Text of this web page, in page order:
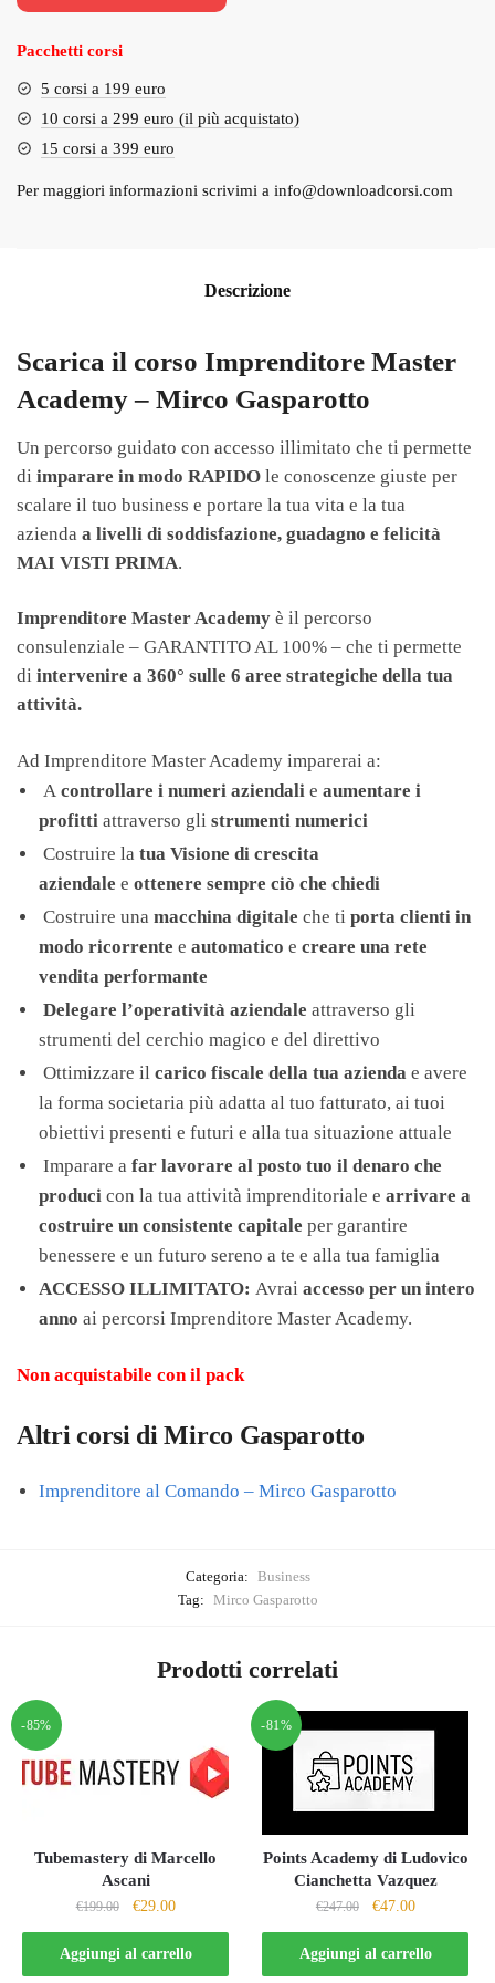
Pacchetti corsi
5 corsi a 199 euro
10 corsi a 299 euro (il più acquistato)
15 corsi a 399 euro
Per maggiori informazioni scrivimi a info@downloadcorsi.com
Descrizione
Scarica il corso Imprenditore Master
Academy – Mirco Gasparotto
Un percorso guidato con accesso illimitato che ti permette
di imparare in modo RAPIDO le conoscenze giuste per
scalare il tuo business e portare la tua vita e la tua
azienda a livelli di soddisfazione, guadagno e felicità
MAI VISTI PRIMA.
Imprenditore Master Academy è il percorso
consulenziale – GARANTITO AL 100% – che ti permette
di intervenire a 360° sulle 6 aree strategiche della tua
attività.
Ad Imprenditore Master Academy imparerai a:
A controllare i numeri aziendali e aumentare i
profitti attraverso gli strumenti numerici
Costruire la tua Visione di crescita
aziendale e ottenere sempre ciò che chiedi
Costruire una macchina digitale che ti porta clienti in
modo ricorrente e automatico e creare una rete
vendita performante
Delegare l’operatività aziendale attraverso gli
strumenti del cerchio magico e del direttivo
Ottimizzare il carico fiscale della tua azienda e avere
la forma societaria più adatta al tuo fatturato, ai tuoi
obiettivi presenti e futuri e alla tua situazione attuale
Imparare a far lavorare al posto tuo il denaro che
produci con la tua attività imprenditoriale e arrivare a
costruire un consistente capitale per garantire
benessere e un futuro sereno a te e alla tua famiglia
ACCESSO ILLIMITATO: Avrai accesso per un intero
anno ai percorsi Imprenditore Master Academy.
Non acquistabile con il pack
Altri corsi di Mirco Gasparotto
Imprenditore al Comando – Mirco Gasparotto
Categoria: Business
Tag: Mirco Gasparotto
Prodotti correlati
-85%
Tubemastery di Marcello
Ascani
€199.00
Il
prezzo
originale
era:
€29.00Il
prezzo
attuale
è:
Aggiungi al carrello
-81%
Points Academy di Ludovico
Cianchetta Vazquez
€247.00
Il
prezzo
originale
era:
€47.00Il
prezzo
attuale
è:
Aggiungi al carrello